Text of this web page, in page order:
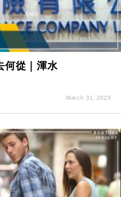
何從｜渾水
March 31, 2023